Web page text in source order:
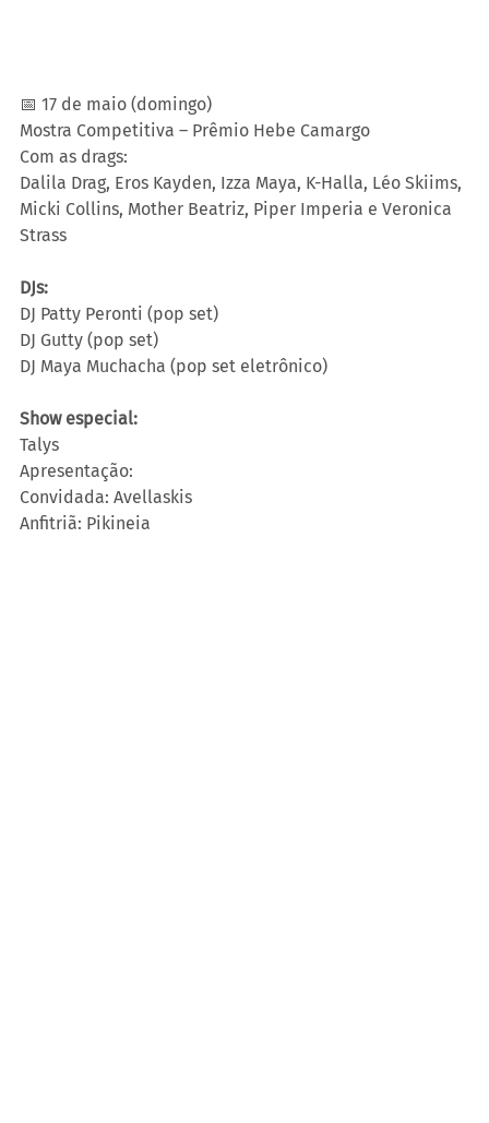
📅 17 de maio (domingo)
Mostra Competitiva – Prêmio Hebe Camargo
Com as drags:
Dalila Drag, Eros Kayden, Izza Maya, K-Halla, Léo Skiims,
Micki Collins, Mother Beatriz, Piper Imperia e Veronica
Strass
DJs:
DJ Patty Peronti (pop set)
DJ Gutty (pop set)
DJ Maya Muchacha (pop set eletrônico)
Show especial:
Talys
Apresentação:
Convidada: Avellaskis
Anfitriã: Pikineia